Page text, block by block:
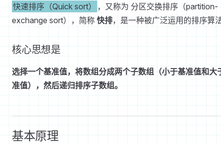
快速排序（Quick sort）
，又称为 分区交换排序（partition-
exchange sort），简称 快排，是一种被广泛运用的排序算
核心思想是
选择一个基准值，将数组分成两个子数组（小于基准值和大
准值），然后递归排序子数组。
基本原理